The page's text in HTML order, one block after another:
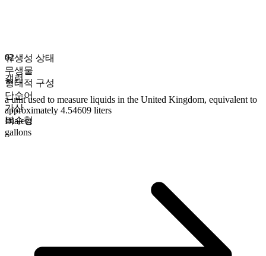
유생성 상태
무생물
형태적 구성
단순어
가산
복수형
gallons
02
갤런
a unit used to measure liquids in the United Kingdom, equivalent to
approximately 4.54609 liters
Dialect